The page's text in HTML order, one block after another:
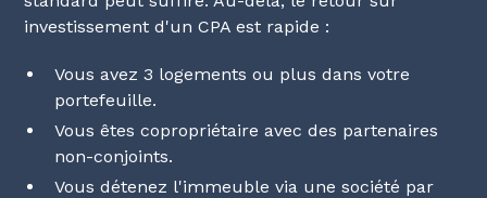
investissement d'un CPA est rapide :
Vous avez 3 logements ou plus dans votre
portefeuille.
Vous êtes copropriétaire avec des partenaires
non-conjoints.
Vous détenez l'immeuble via une société par